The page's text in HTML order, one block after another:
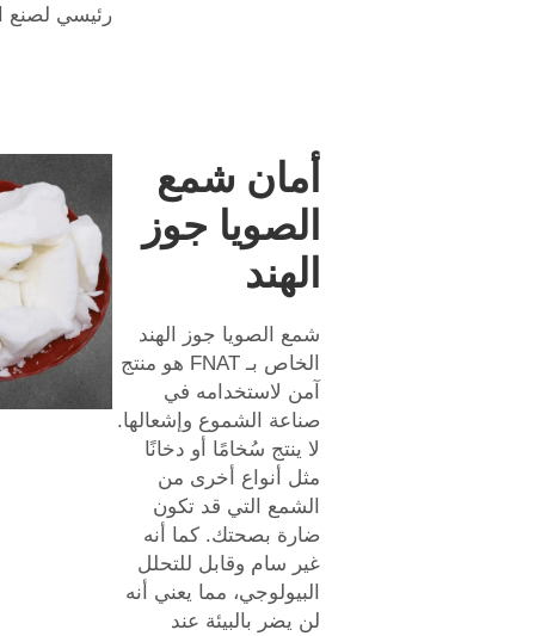
رئيسي لصنع
أمان شمع
الصويا جوز
الهند
شمع الصويا جوز الهند
الخاص بـ FNAT هو منتج
آمن لاستخدامه في
صناعة الشموع وإشعالها.
لا ينتج سُخامًا أو دخانًا
مثل أنواع أخرى من
الشمع التي قد تكون
ضارة بصحتك. كما أنه
غير سام وقابل للتحلل
البيولوجي، مما يعني أنه
لن يضر بالبيئة عند